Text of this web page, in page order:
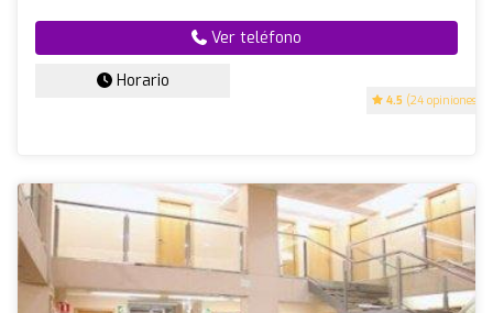
4.5 (24 opiniones)
Ver teléfono
Horario